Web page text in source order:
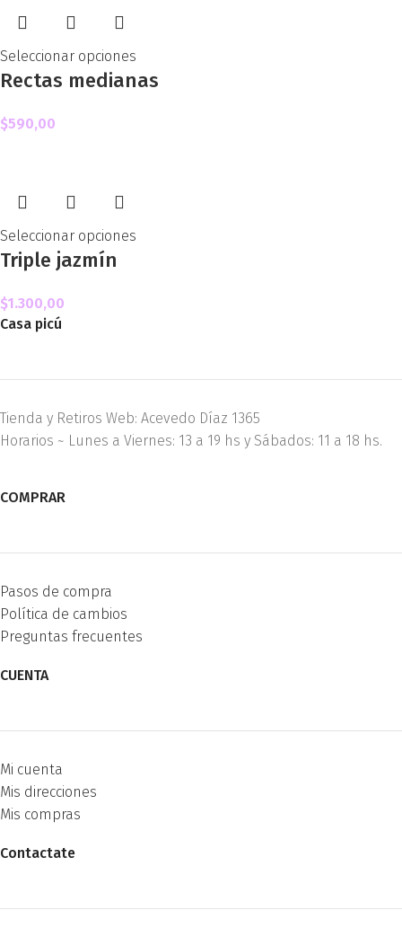
Seleccionar opciones
Rectas medianas
$590,00
Seleccionar opciones
Triple jazmín
$1.300,00
Casa picú
Tienda y Retiros Web: Acevedo Díaz 1365
Horarios ~ Lunes a Viernes: 13 a 19 hs y Sábados: 11 a 18 hs.
COMPRAR
Pasos de compra
Política de cambios
Preguntas frecuentes
CUENTA
Mi cuenta
Mis direcciones
Mis compras
Contactate